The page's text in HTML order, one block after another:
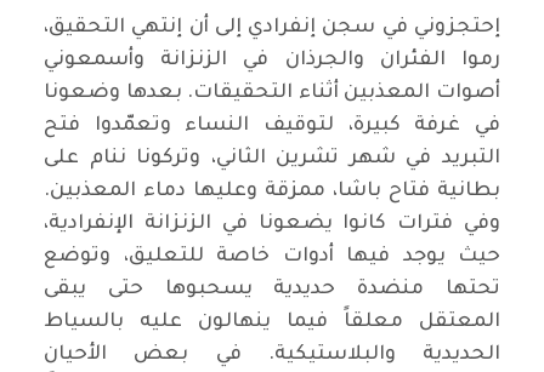
إحتجزوني في سجن إنفرادي إلى أن إنتهي التحقيق،
رموا الفئران والجرذان في الزنزانة وأسمعوني
أصوات المعذبين أثناء التحقيقات. بعدها وضعونا
في غرفة كبيرة، لتوقيف النساء وتعمّدوا فتح
التبريد في شهر تشرين الثاني، وتركونا ننام على
بطانية فتاح باشا، ممزقة وعليها دماء المعذبين.
وفي فترات كانوا يضعونا في الزنزانة الإنفرادية،
حيث يوجد فيها أدوات خاصة للتعليق، وتوضع
تحتها منضدة حديدية يسحبوها حتى يبقى
المعتقل معلقاً فيما ينهالون عليه بالسياط
الحديدية والبلاستيكية. في بعض الأحيان